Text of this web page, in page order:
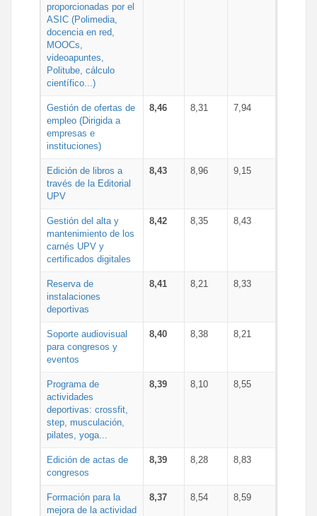
proporcionadas por el
ASIC (Polimedia,
docencia en red,
MOOCs,
videoapuntes,
Politube, cálculo
científico...)
Gestión de ofertas de
empleo (Dirigida a
empresas e
instituciones)
8,46 8,31 7,94
Edición de libros a
través de la Editorial
UPV
8,43 8,96 9,15
Gestión del alta y
mantenimiento de los
carnés UPV y
certificados digitales
8,42 8,35 8,43
Reserva de
instalaciones
deportivas
8,41 8,21 8,33
Soporte audiovisual
para congresos y
eventos
8,40 8,38 8,21
Programa de
actividades
deportivas: crossfit,
step, musculación,
pilates, yoga...
8,39 8,10 8,55
Edición de actas de
congresos
8,39 8,28 8,83
Formación para la
mejora de la actividad
8,37 8,54 8,59